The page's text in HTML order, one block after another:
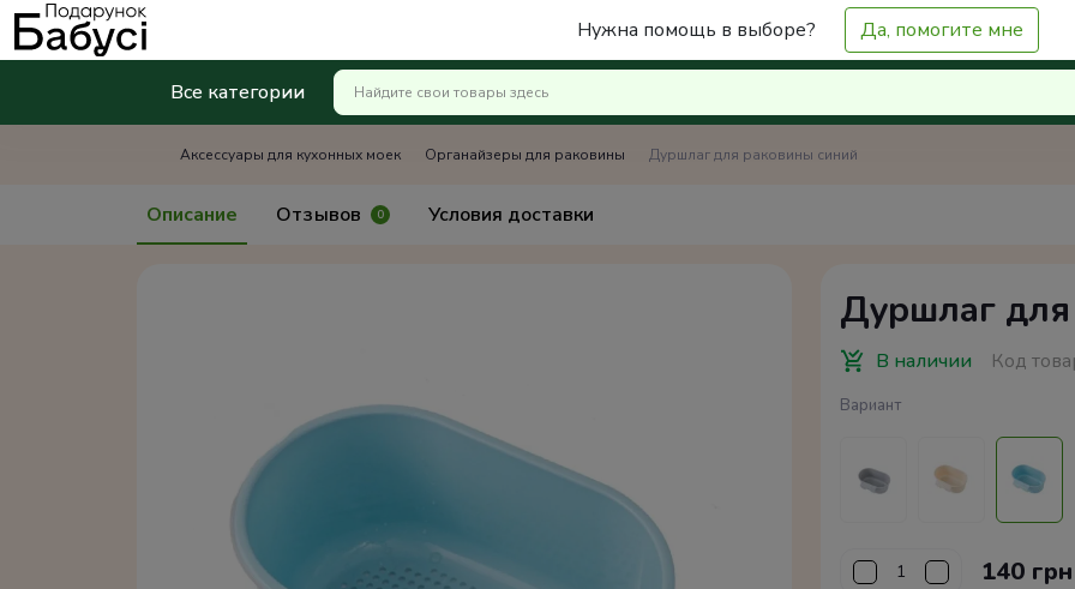
Нужна помощь в выборе? Да, помогите мне
Все категории
Аксессуары для кухонных моек Органайзеры для раковины Дуршлаг для раковины синий
Описание Отзывов 0 Условия доставки
Дуршлаг
В наличии Код
Вариант
140 грн